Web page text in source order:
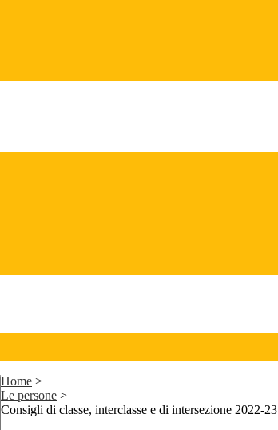
Home >
Le persone >
Consigli di classe, interclasse e di intersezione 2022-23